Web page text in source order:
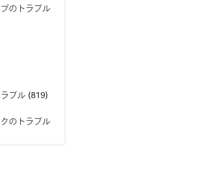
のトラブル
ブル(819)
のトラブル